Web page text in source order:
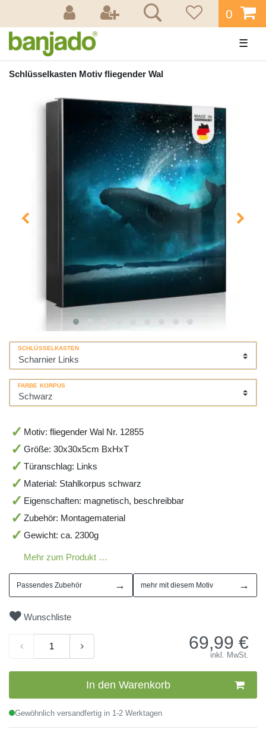
0
☰
Schlüsselkasten Motiv fliegender Wal
SCHLÜSSELKASTEN
FARBE KORPUS
Motiv: fliegender Wal Nr. 12855
Größe: 30x30x5cm BxHxT
Türanschlag: Links
Material: Stahlkorpus schwarz
Eigenschaften: magnetisch, beschreibbar
Zubehör: Montagematerial
Gewicht: ca. 2300g
Mehr zum Produkt …
Passendes Zubehör → mehr mit diesem Motiv →
Wunschliste
69,99 €
inkl. MwSt.
In den Warenkorb
Gewöhnlich versandfertig in 1-2 Werktagen